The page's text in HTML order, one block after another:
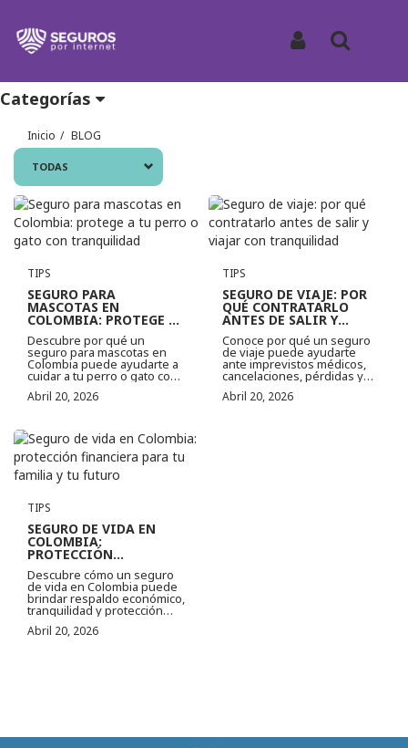
Categorías
Entérate de todo
Inicio BLOG
TODAS
Ver más
TIPS
SEGURO PARA
MASCOTAS EN
COLOMBIA: PROTEGE A
TU PERRO O GATO CON
TRANQUILIDAD
Descubre por qué un
seguro para mascotas en
Colombia puede ayudarte a
cuidar a tu perro o gato con
respaldo, ahorro y atención
oportuna.
Abril 20, 2026
Ver más
TIPS
SEGURO DE VIAJE: POR
QUÉ CONTRATARLO
ANTES DE SALIR Y
TRANQUILIDAD
Conoce por qué un seguro
de viaje puede ayudarte
ante imprevistos médicos,
cancelaciones, pérdidas y
emergencias durante tus
vacaciones o negocios.
Abril 20, 2026
Ver más
TIPS
SEGURO DE VIDA EN
COLOMBIA:
PROTECCIÓN
FINANCIERA PARA TU
FAMILIA Y TU FUTURO
Descubre cómo un seguro
de vida en Colombia puede
brindar respaldo económico,
tranquilidad y protección
para tu familia en momentos
difíciles.
Abril 20, 2026